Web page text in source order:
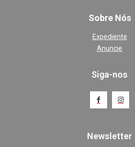
Sobre Nós
Expediente
Anuncie
Siga-nos
Newsletter